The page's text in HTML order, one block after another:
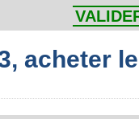
acheter